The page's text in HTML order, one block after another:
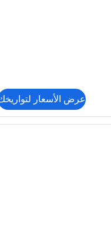
عرض الأسعار